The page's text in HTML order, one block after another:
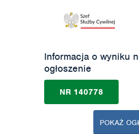
Informacja o wyniku
ogłoszenie
NR 140778
POKAŻ